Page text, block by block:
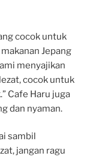
cocok untuk
Jepang
menyajikan
cocok untuk
Cafe Haru juga
dan nyaman.
sambil
jangan ragu